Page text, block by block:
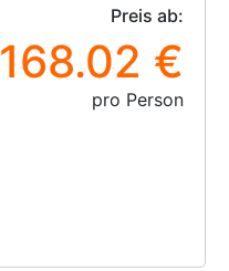
Preis ab:
168.02 €
pro Person